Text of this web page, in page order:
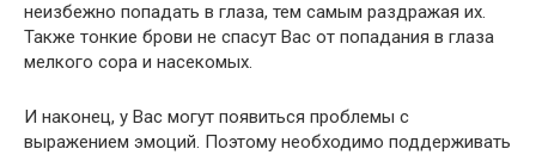
неизбежно попадать в глаза, тем самым раздражая их.
Также тонкие брови не спасут Вас от попадания в глаза
мелкого сора и насекомых.
И наконец, у Вас могут появиться проблемы с
выражением эмоций. Поэтому необходимо поддерживать